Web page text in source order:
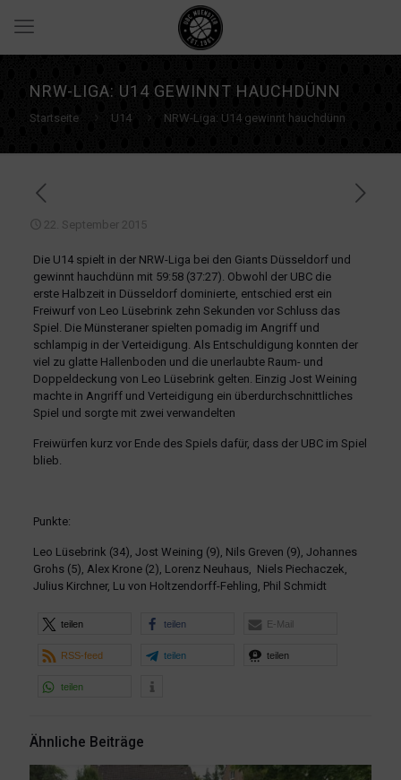
NRW-LIGA: U14 GEWINNT HAUCHDÜNN
Startseite U14 NRW-Liga: U14 gewinnt hauchdünn
22. September 2015
Die U14 spielt in der NRW-Liga bei den Giants Düsseldorf und
gewinnt hauchdünn mit 59:58 (37:27). Obwohl der UBC die
erste Halbzeit in Düsseldorf dominierte, entschied erst ein
Freiwurf von Leo Lüsebrink zehn Sekunden vor Schluss das
Spiel. Die Münsteraner spielten pomadig im Angriff und
schlampig in der Verteidigung. Als Entschuldigung konnten der
viel zu glatte Hallenboden und die unerlaubte Raum- und
Doppeldeckung von Leo Lüsebrink gelten. Einzig Jost Weining
machte in Angriff und Verteidigung ein überdurchschnittliches
Spiel und sorgte mit zwei verwandelten
Freiwürfen kurz vor Ende des Spiels dafür, dass der UBC im Spiel
blieb.
Punkte:
Leo Lüsebrink (34), Jost Weining (9), Nils Greven (9), Johannes
Grohs (5), Alex Krone (2), Lorenz Neuhaus, Niels Piechaczek,
Julius Kirchner, Lu von Holtzendorff-Fehling, Phil Schmidt
teilen teilen E-Mail
RSS-feed teilen teilen
teilen
Ähnliche Beiträge